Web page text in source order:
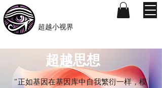
​超越小视界
超越思想
“正如基因在基因库中自我繁衍一样，模